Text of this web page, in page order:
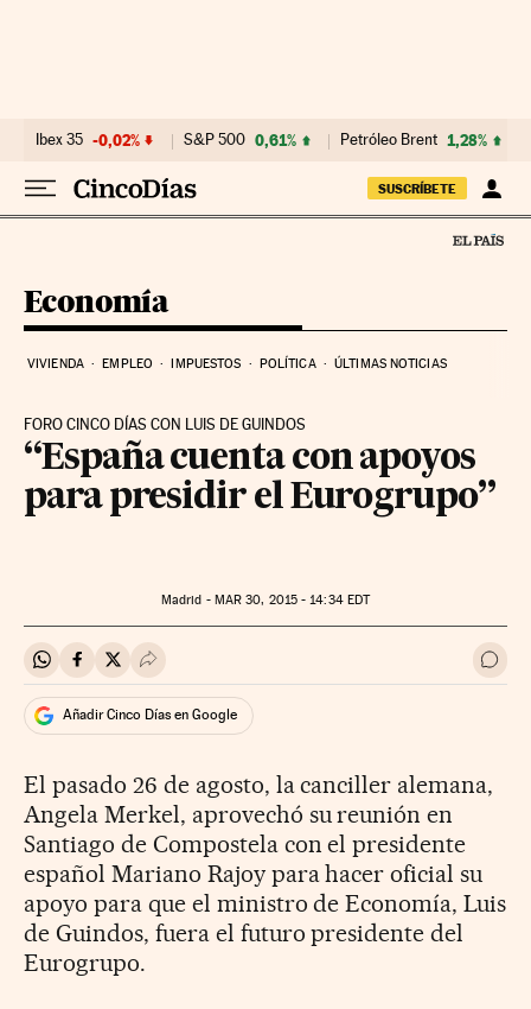
Ibex 35 -0,02% S&P 500 0,61% Petróleo Brent 1,28%
SUSCRÍBETE
Economía
VIVIENDA EMPLEO IMPUESTOS POLÍTICA ÚLTIMAS NOTICIAS
FORO CINCO DÍAS CON LUIS DE GUINDOS
“España cuenta con apoyos
para presidir el Eurogrupo”
Madrid - MAR 30, 2015 - 14:34EDT
Compartir en Whatsapp
Compartir en Facebook
Compartir en Twitter
Desplegar Redes Sociales Ir a
Añadir Cinco Días en Google
El pasado 26 de agosto, la canciller alemana,
Angela Merkel, aprovechó su reunión en
Santiago de Compostela con el presidente
español Mariano Rajoy para hacer oficial su
apoyo para que el ministro de Economía, Luis
de Guindos, fuera el futuro presidente del
Eurogrupo.